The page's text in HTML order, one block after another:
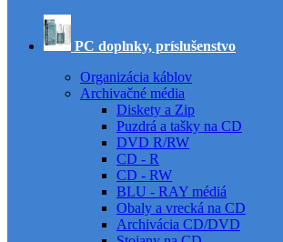
PC doplnky, príslušenstvo
Organizácia káblov
Archivačné média
Diskety a Zip
Puzdrá a tašky na CD
DVD R/RW
CD - R
CD - RW
BLU - RAY médiá
Obaly a vrecká na CD
Archivácia CD/DVD